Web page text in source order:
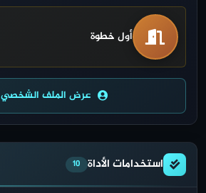
أول خطوة
عرض الملف الشخصي
استخدامات الأداة 10